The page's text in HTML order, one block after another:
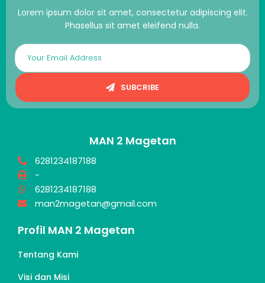
Lorem ipsum dolor sit amet, consectetur adipiscing elit.
Phasellus sit amet eleifend nulla.
SUBCRIBE
MAN 2 Magetan
6281234187188
-
6281234187188
man2magetan@gmail.com
Profil MAN 2 Magetan
Tentang Kami
Visi dan Misi